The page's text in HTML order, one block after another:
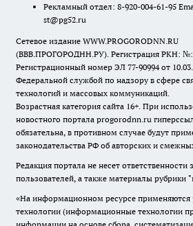
Рекламный отдел: 8-920-004-61-95
st@pg52.ru
Сетевое издание WWW.PROGORODNN.RU
(ВВВ.ПРОГОРОДНН.РУ). Регистрация РКН: №:
Регистрационный номер ЭЛ 77-90994 от
Федеральной службой по надзору в сфере
технологий и массовых коммуникаций.
Возрастная категория сайта 16+. При
новостного портала progorodnn.ru
обязательна, в противном случае будут
законодательства РФ об авторских и
Редакция портала не несет
пользователей, а также материалы рубрики
«На информационном ресурсе применяются
технологии (информационные технологии